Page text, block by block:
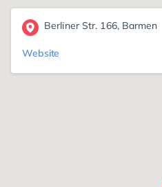
Berliner Str. 166, Barmen
Website